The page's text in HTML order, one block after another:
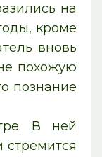
на
кроме
вновь
похожую
познание
В ней